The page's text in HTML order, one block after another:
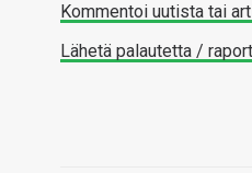
Kommentoi uutista tai
Lähetä palautetta /